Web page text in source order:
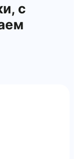
с